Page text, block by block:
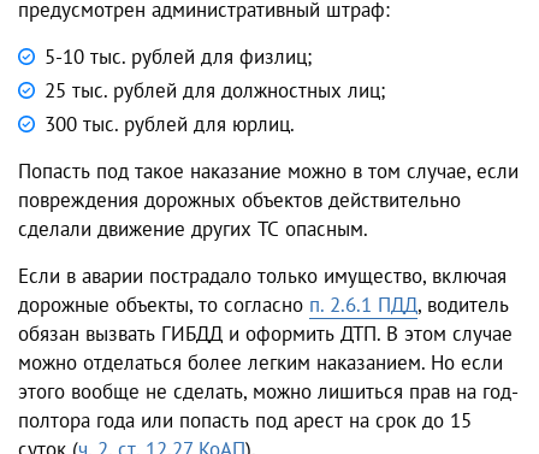
предусмотрен административный штраф:
5-10 тыс. рублей для физлиц;
25 тыс. рублей для должностных лиц;
300 тыс. рублей для юрлиц.
Попасть под такое наказание можно в том случае, если
повреждения дорожных объектов действительно
сделали движение других ТС опасным.
Если в аварии пострадало только имущество, включая
дорожные объекты, то согласно п. 2.6.1 ПДД, водитель
обязан вызвать ГИБДД и оформить ДТП. В этом случае
можно отделаться более легким наказанием. Но если
этого вообще не сделать, можно лишиться прав на год-
полтора года или попасть под арест на срок до 15